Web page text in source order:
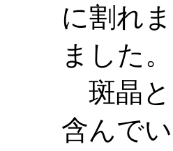
に割れ
ました。
斑晶と
含んで